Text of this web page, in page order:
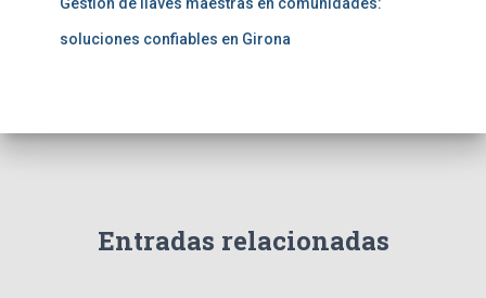
soluciones confiables en Girona
Entradas relacionadas